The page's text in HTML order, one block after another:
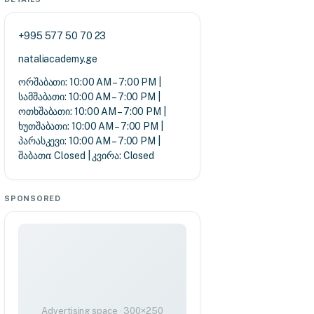
+995 577 50 70 23
nataliacademy.ge
ორშაბათი: 10:00 AM – 7:00 PM |
სამშაბათი: 10:00 AM – 7:00 PM |
ოთხშაბათი: 10:00 AM – 7:00 PM |
ხუთშაბათი: 10:00 AM – 7:00 PM |
პარასკევი: 10:00 AM – 7:00 PM |
შაბათი: Closed | კვირა: Closed
SPONSORED
Advertising space · 300×250